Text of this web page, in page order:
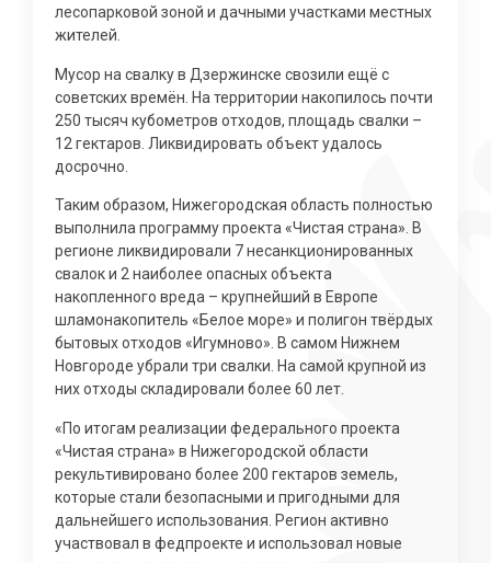
лесопарковой зоной и дачными участками местных
жителей.
Мусор на свалку в Дзержинске свозили ещё с
советских времён. На территории накопилось почти
250 тысяч кубометров отходов, площадь свалки –
12 гектаров. Ликвидировать объект удалось
досрочно.
Таким образом, Нижегородская область полностью
выполнила программу проекта «Чистая страна». В
регионе ликвидировали 7 несанкционированных
свалок и 2 наиболее опасных объекта
накопленного вреда – крупнейший в Европе
шламонакопитель «Белое море» и полигон твёрдых
бытовых отходов «Игумново». В самом Нижнем
Новгороде убрали три свалки. На самой крупной из
них отходы складировали более 60 лет.
«По итогам реализации федерального проекта
«Чистая страна» в Нижегородской области
рекультивировано более 200 гектаров земель,
которые стали безопасными и пригодными для
дальнейшего использования. Регион активно
участвовал в федпроекте и использовал новые